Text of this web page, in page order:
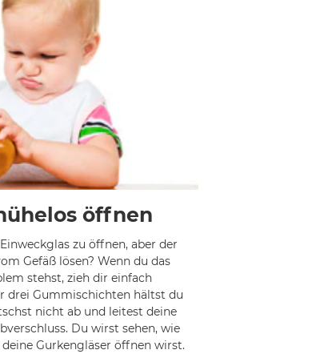
öffnen
zu öffnen, aber der
Gefäß lösen? Wenn du das
stehst, zieh dir einfach
drei Gummischichten hältst du
nicht ab und leitest deine
Du wirst sehen, wie
Gurkengläser öffnen wirst.